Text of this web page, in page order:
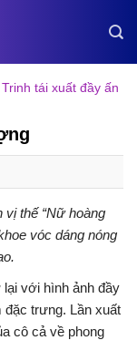
tái xuất đầy ấn
vị thế “Nữ hoàng
vóc dáng nóng
lại với hình ảnh đầy
trưng. Lần xuất
cô cả về phong